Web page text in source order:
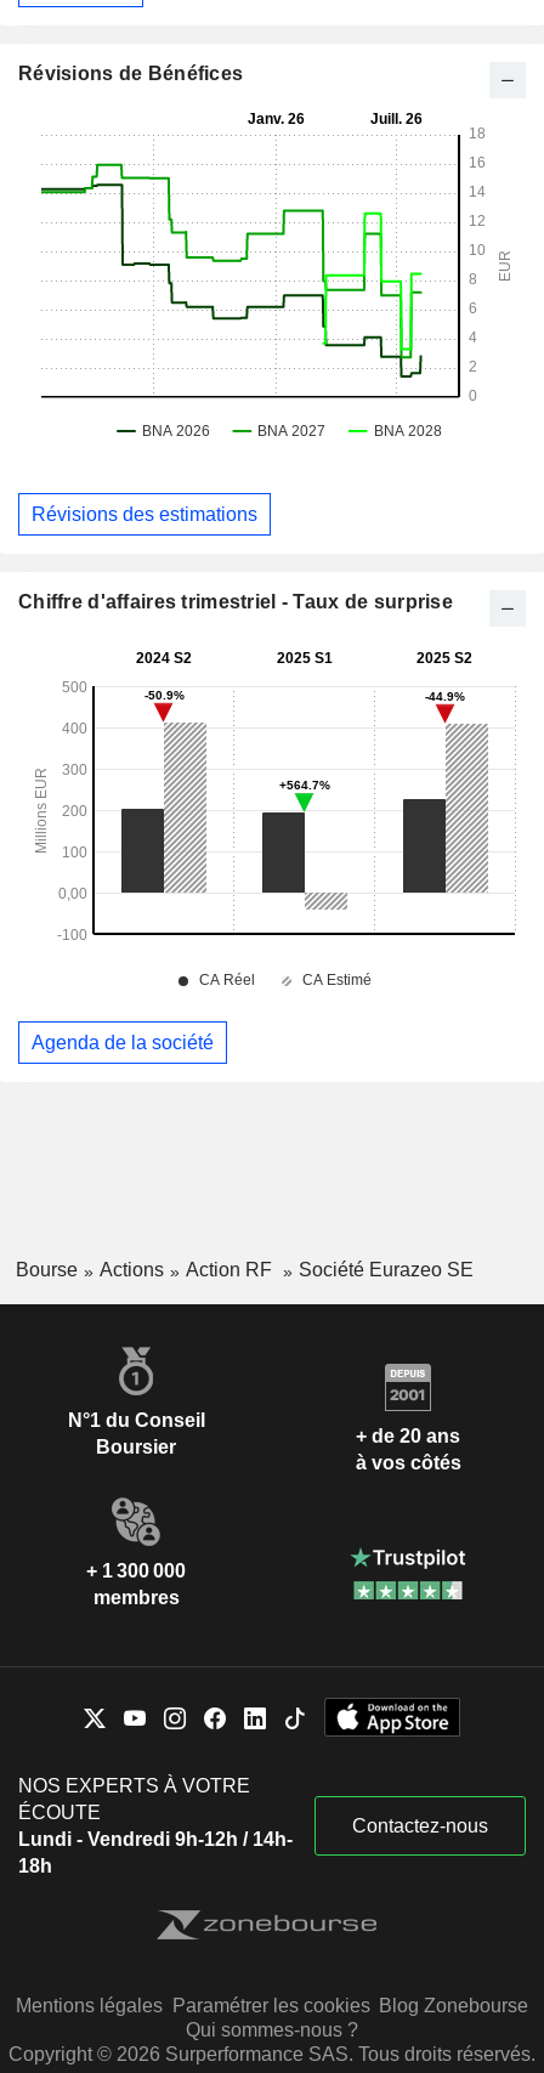
Révisions de Bénéfices
Révisions des estimations
Chiffre d'affaires trimestriel - Taux de surprise
Agenda de la société
Bourse Actions Action RF Société Eurazeo SE
N°1 du Conseil
Boursier
+ de 20 ans
à vos côtés
+ 1 300 000
membres
NOS EXPERTS À VOTRE
ÉCOUTE
Lundi - Vendredi 9h-12h / 14h-
18h
Contactez-nous
Mentions légales Paramétrer les cookies Blog Zonebourse
Qui sommes-nous ?
Copyright © 2026 Surperformance SAS. Tous droits réservés.